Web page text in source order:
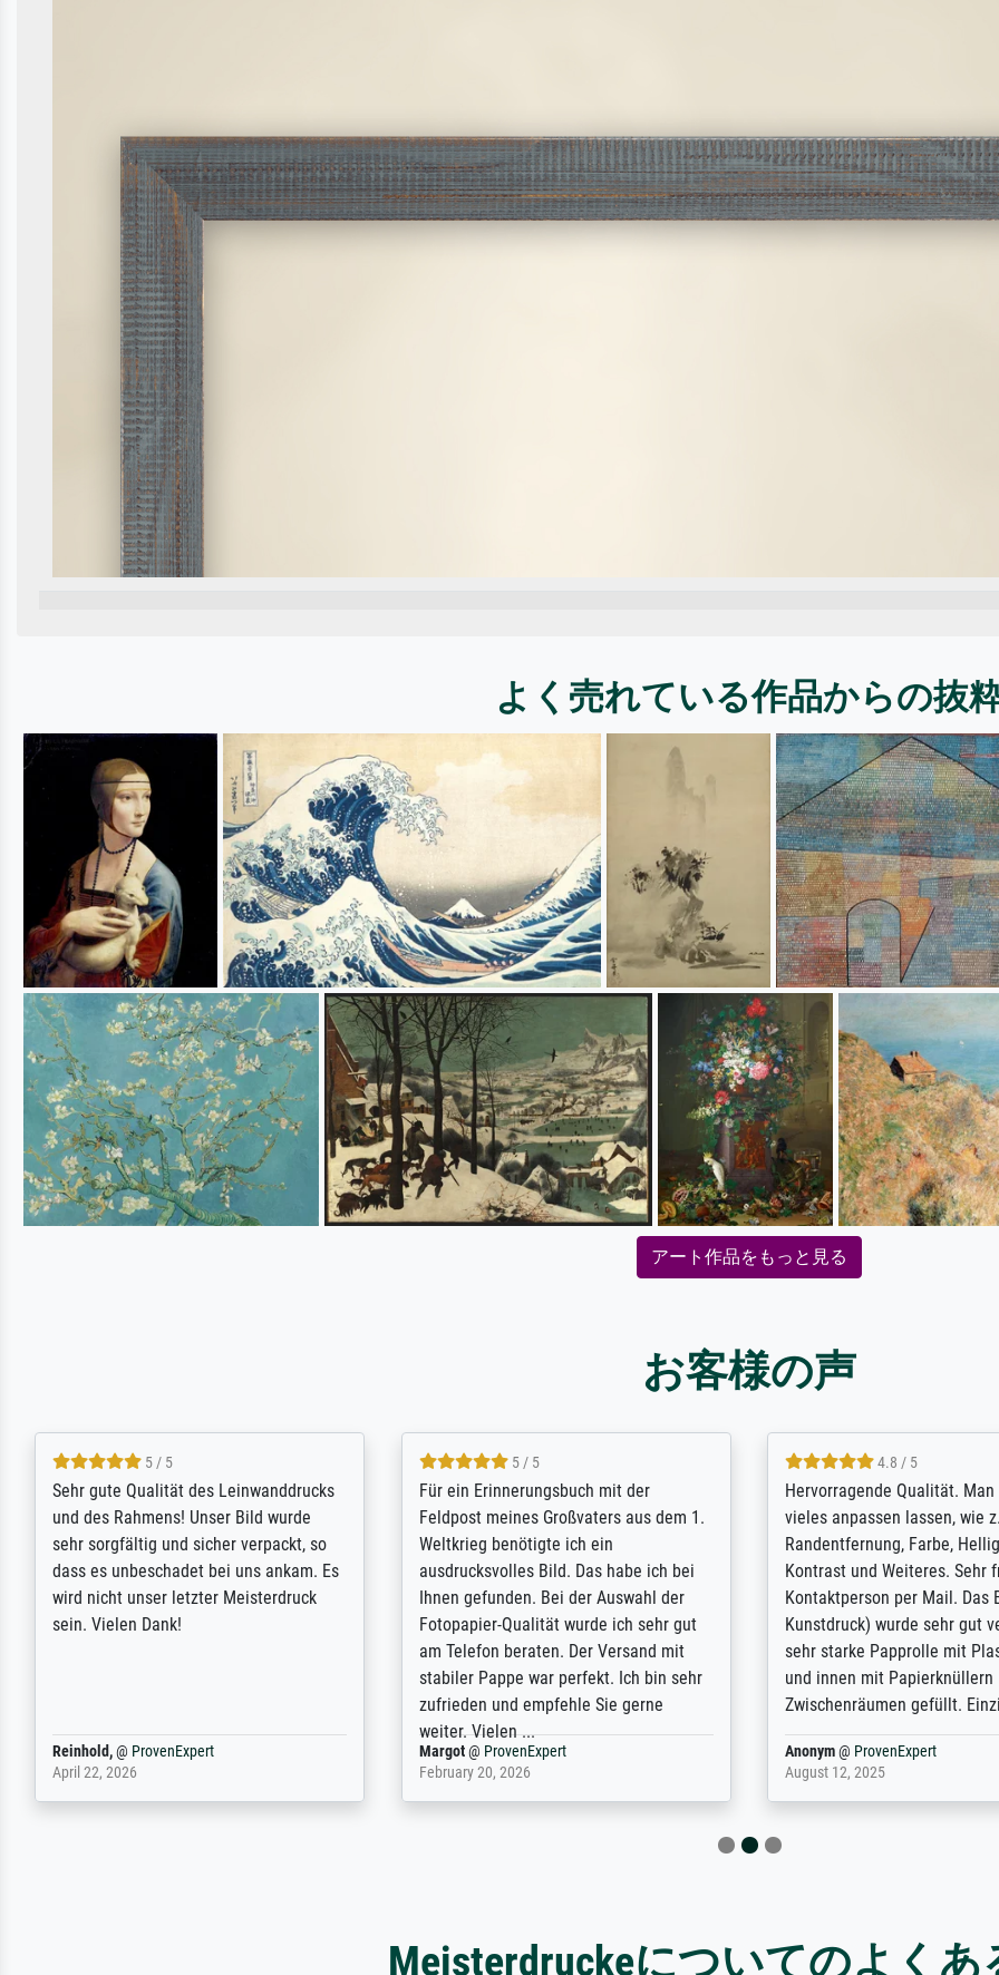
よく売れている作品からの抜
アート作品をもっと見る
お客様の声
5 / 5
Sehr gute Qualität des Leinwanddrucks
und des Rahmens! Unser Bild wurde
sehr sorgfältig und sicher verpackt, so
dass es unbeschadet bei uns ankam. Es
wird nicht unser letzter Meisterdruck
sein. Vielen Dank!
Reinhold,@ ProvenExpert
April 22, 2026
5 / 5
Für ein Erinnerungsbuch mit der
Feldpost meines Großvaters aus dem 1.
Weltkrieg benötigte ich ein
ausdrucksvolles Bild. Das habe ich bei
Ihnen gefunden. Bei der Auswahl der
Fotopapier-Qualität wurde ich sehr gut
am Telefon beraten. Der Versand mit
stabiler Pappe war perfekt. Ich bin sehr
zufrieden und empfehle Sie gerne
weiter. Vielen ...
Margot@ ProvenExpert
February 20, 2026
4.8 / 5
Hervorragende Qualität.
vieles anpassen lassen, wie
Randentfernung, Farbe,
Kontrast und Weiteres. Sehr
Kontaktperson per Mail. Das
Kunstdruck) wurde sehr gut
sehr starke Papprolle mit
und innen mit Papierknüllern
Zwischenräumen gefüllt.
Anonym@ ProvenExpert
August 12, 2025
Meisterdruckeについてのよくあ